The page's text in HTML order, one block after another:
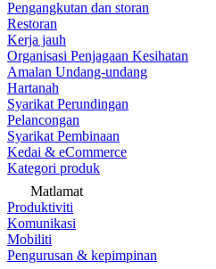
Pengangkutan dan storan
Restoran
Kerja jauh
Organisasi Penjagaan Kesihatan
Amalan Undang-undang
Hartanah
Syarikat Perundingan
Pelancongan
Syarikat Pembinaan
Kedai & eCommerce
Kategori produk
Matlamat
Produktiviti
Komunikasi
Mobiliti
Pengurusan & kepimpinan